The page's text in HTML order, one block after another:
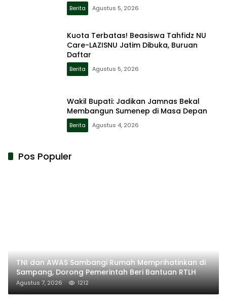
Berita Agustus 5, 2026
Kuota Terbatas! Beasiswa Tahfidz NU
Care-LAZISNU Jatim Dibuka, Buruan
Daftar
Berita Agustus 5, 2026
Wakil Bupati: Jadikan Jamnas Bekal
Membangun Sumenep di Masa Depan
Berita Agustus 4, 2026
Pos Populer
TNI dan AWAS Sambangi Rumah Memprihatinkan di
Sampang, Dorong Pemerintah Beri Bantuan RTLH
Agustus 7, 2026 1212